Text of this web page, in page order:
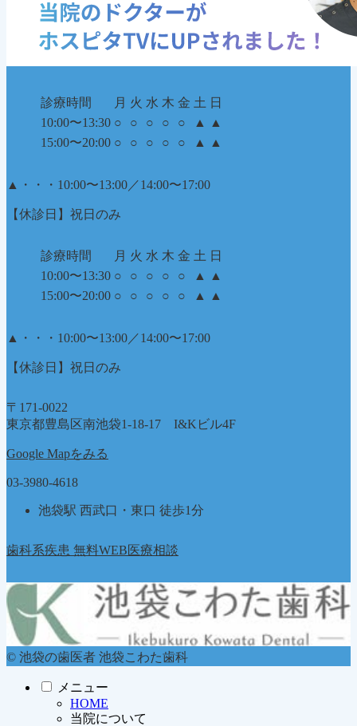
診療時間 月 火 水 木 金 土 日
10:00〜13:30 ○ ○ ○ ○ ○ ▲
▲
15:00〜20:00 ○ ○ ○ ○ ○ ▲ ▲
▲ ・・・10:00〜13:00／14:00〜17:00
【休診日】祝日のみ
診療時間 月 火 水 木 金 土 日
10:00〜13:30 ○ ○ ○ ○ ○ ▲
▲
15:00〜20:00 ○ ○ ○ ○ ○ ▲ ▲
▲ ・・・10:00〜13:00／14:00〜17:00
【休診日】祝日のみ
〒171-0022
東京都豊島区南池袋1-18-17 I&Kビル4F
Google Mapをみる
03-3980-4618
池袋駅 西武口・東口 徒歩1分
歯科系疾患 無料WEB医療相談
© 池袋の歯医者 池袋こわた歯科
メニュー
HOME
当院について